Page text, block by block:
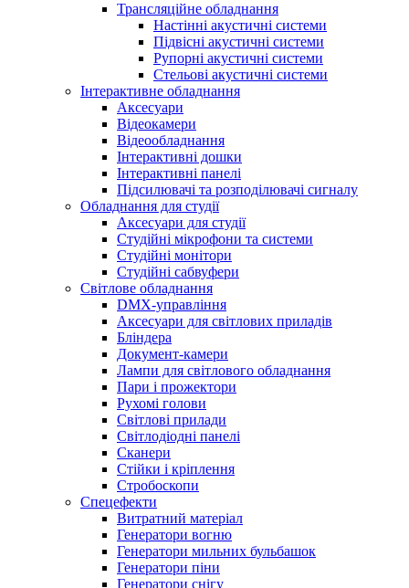
Трансляційне обладнання
Настінні акустичні системи
Підвісні акустичні системи
Рупорні акустичні системи
Стельові акустичні системи
Інтерактивне обладнання
Аксесуари
Відеокамери
Відеообладнання
Інтерактивні дошки
Інтерактивні панелі
Підсилювачі та розподілювачі сигналу
Обладнання для студії
Аксесуари для студії
Студійні мікрофони та системи
Студійні монітори
Студійні сабвуфери
Світлове обладнання
DMX-управління
Аксесуари для світлових приладів
Бліндера
Документ-камери
Лампи для світлового обладнання
Пари і прожектори
Рухомі голови
Світлові прилади
Світлодіодні панелі
Сканери
Стійки і кріплення
Стробоскопи
Спецефекти
Витратний матеріал
Генератори вогню
Генератори мильних бульбашок
Генератори піни
Генератори снігу